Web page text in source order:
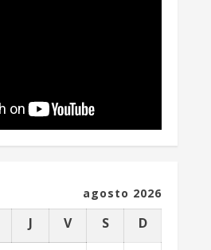
agosto 2026
J V S D